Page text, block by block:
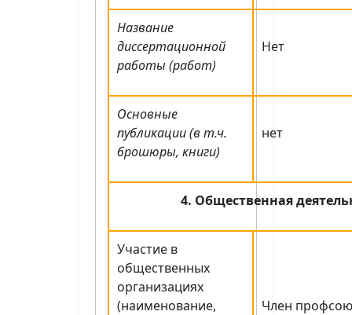
Название
диссертационной
работы (работ)
Нет
Основные
публикации (в т.ч.
брошюры, книги)
нет
4. Общественная
Участие в
общественных
организациях
(наименование,
Член